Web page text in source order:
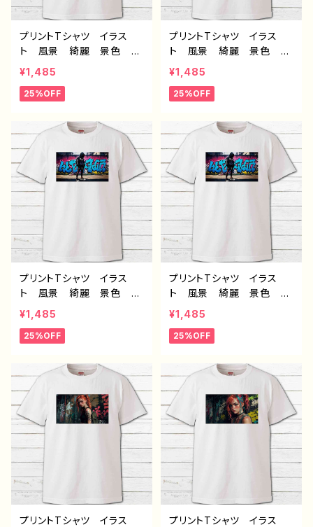
プリントTシャツ イラス
ト 風景 綺麗 景色 美
しい エモい かっこい
い おしゃれ メンズ レデ
ィース 個性的 おすす
ー 絵師 クリエイター
白 半袖シャツ コラボ
オリジナル デザイン グッ
ズ ノンブランド H-7
¥1,485
25%OFF
プリントTシャツ イラス
ト 風景 綺麗 景色 美
しい エモい かっこいい
女子 かわいい女の子 お
しゃれ メンズ レディー
気 イラストレーター 絵
師 クリエイター 白 半
袖シャツ コラボ オリジ
ナル デザイン グッズ ノ
ンブランド H-7
¥1,485
25%OFF
プリントTシャツ イラス
ト 風景 綺麗 景色 美
しい エモい かっこい
い おしゃれ メンズ レデ
ィース 個性的 おすす
ー 絵師 クリエイター
白 半袖シャツ コラボ
オリジナル デザイン グッ
ズ ノンブランド H-7
¥1,485
25%OFF
プリントTシャツ イラス
ト 風景 綺麗 景色 美
しい エモい かっこい
い おしゃれ メンズ レデ
ィース 個性的 おすす
ー 絵師 クリエイター
白 半袖シャツ コラボ
オリジナル デザイン グッ
ズ ノンブランド H-7
¥1,485
25%OFF
プリントTシャツ イラス
プリントTシャツ イラス